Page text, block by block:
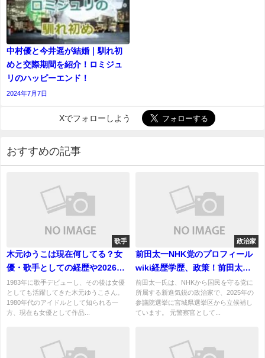
中村優と今井遥が結婚｜馴れ初
めと交際期間を紹介！ロミジュ
リのハッピーエンド！
2024年7月7日
Xでフォローしよう
おすすめの記事
歌手
木元ゆうこは現在何してる？女
優・歌手としての経歴や2026年
の活動を紹介
1983年に歌手デビューし、その後は女優
としても活躍してきた木元ゆうこさん。
1980年代のアイドルとして知られる一
方、現在も女優として作品...
政治家
前田太一NHK党のプロフィール
wiki経歴学歴、政策！前田太一
は結婚してる！
前田太一氏は、NHKから国民を守る党に
所属する新進気鋭の政治家で、2025年の
参議院選挙に宮城県選挙区から立候補し
ています。 元警察官として...